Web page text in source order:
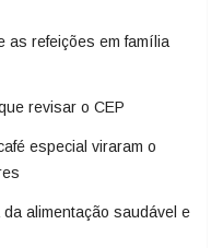
as refeições em família
revisar o CEP
especial viraram o
alimentação saudável e